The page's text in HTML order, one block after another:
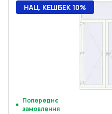
НАЦ. КЕШБЕК 10%
Попереднє
замовлення